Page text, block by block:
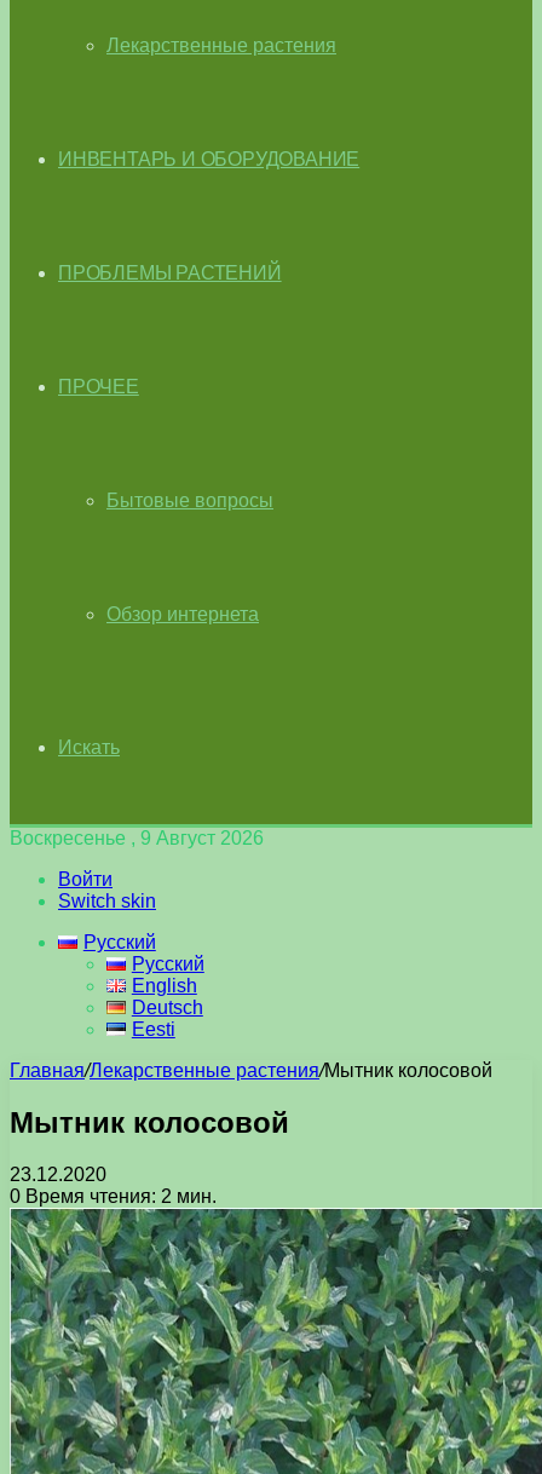
Лекарственные растения
ИНВЕНТАРЬ И ОБОРУДОВАНИЕ
ПРОБЛЕМЫ РАСТЕНИЙ
ПРОЧЕЕ
Бытовые вопросы
Обзор интернета
Искать
Воскресенье , 9 Август 2026
Войти
Switch skin
Русский
Русский
English
Deutsch
Eesti
Главная/Лекарственные растения/Мытник колосовой
Мытник колосовой
23.12.2020
0 Время чтения: 2 мин.